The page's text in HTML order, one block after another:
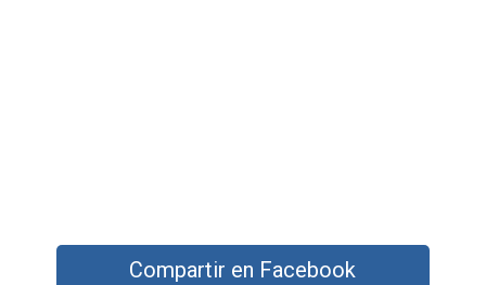
Compartir en Facebook